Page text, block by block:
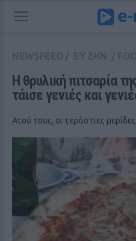
Η θρυλική πιτσαρία
τάισε γενιές και
Ατού τους, οι τεράστιες μερίδες